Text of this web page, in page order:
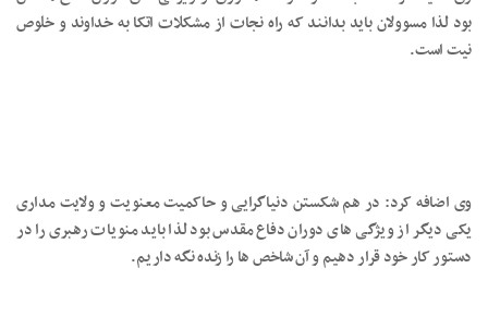
بود لذا مسوولان باید بدانند که راه نجات از مشکلات اتکا به خداوند و خلوص
نیت است.
وی اضافه کرد: در هم شکستن دنیاگرایی و حاکمیت معنویت و ولایت مداری
یکی دیگر از ویژگی های دوران دفاع مقدس بود لذا باید منویات رهبری را در
دستور کار خود قرار دهیم و آن شاخص ها را زنده نگه داریم.